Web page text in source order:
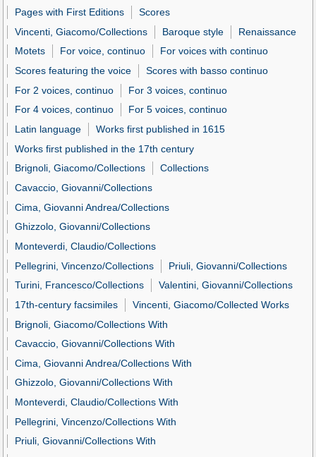
Pages with First Editions
Scores
Vincenti, Giacomo/Collections
Baroque style
Renaissance
Motets
For voice, continuo
For voices with continuo
Scores featuring the voice
Scores with basso continuo
For 2 voices, continuo
For 3 voices, continuo
For 4 voices, continuo
For 5 voices, continuo
Latin language
Works first published in 1615
Works first published in the 17th century
Brignoli, Giacomo/Collections
Collections
Cavaccio, Giovanni/Collections
Cima, Giovanni Andrea/Collections
Ghizzolo, Giovanni/Collections
Monteverdi, Claudio/Collections
Pellegrini, Vincenzo/Collections
Priuli, Giovanni/Collections
Turini, Francesco/Collections
Valentini, Giovanni/Collections
17th-century facsimiles
Vincenti, Giacomo/Collected Works
Brignoli, Giacomo/Collections With
Cavaccio, Giovanni/Collections With
Cima, Giovanni Andrea/Collections With
Ghizzolo, Giovanni/Collections With
Monteverdi, Claudio/Collections With
Pellegrini, Vincenzo/Collections With
Priuli, Giovanni/Collections With